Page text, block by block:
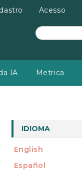
Acesso
IA Metrica
IDIOMA
English
Español